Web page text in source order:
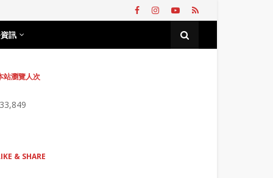
訊
站瀏覽人次
& SHARE